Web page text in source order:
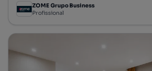
ZOME Grupo Business
Profissional